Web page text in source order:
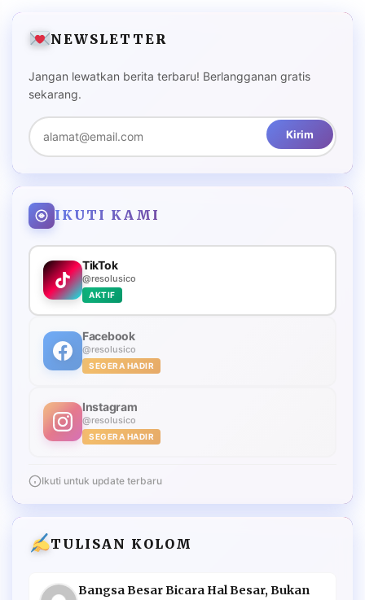
NEWSLETTER
Jangan lewatkan berita terbaru! Berlangganan gratis
sekarang.
Kirim
IKUTI KAMI
TikTok
@resolusico
AKTIF
Facebook
@resolusico
SEGERA HADIR
Instagram
@resolusico
SEGERA HADIR
Ikuti untuk update terbaru
TULISAN KOLOM
Bangsa Besar Bicara Hal Besar, Bukan